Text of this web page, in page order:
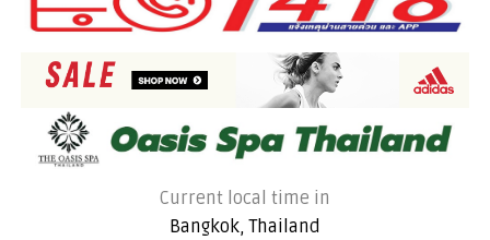
Current local time in
Bangkok, Thailand